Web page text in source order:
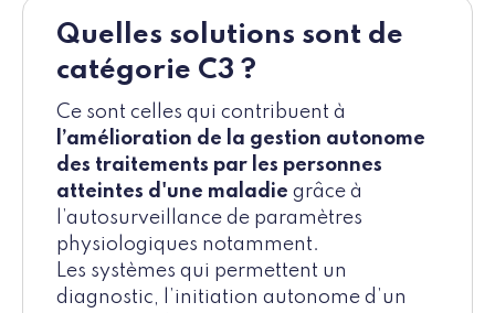
Quelles solutions sont de
catégorie C3 ?
Ce sont celles qui contribuent à
l’amélioration de la gestion autonome
des traitements par les personnes
atteintes d'une maladie grâce à
l’autosurveillance de paramètres
physiologiques notamment.
Les systèmes qui permettent un
diagnostic, l’initiation autonome d’un